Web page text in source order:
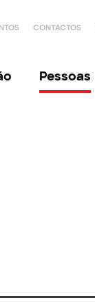
CONTACTOS
Pessoas